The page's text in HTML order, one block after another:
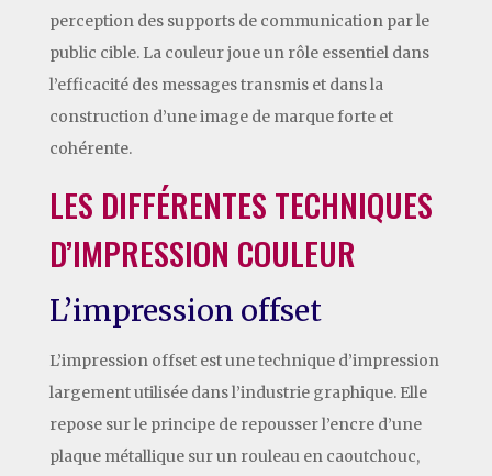
perception des supports de communication par le
public cible. La couleur joue un rôle essentiel dans
l’efficacité des messages transmis et dans la
construction d’une image de marque forte et
cohérente.
LES DIFFÉRENTES TECHNIQUES
D’IMPRESSION COULEUR
L’impression offset
L’impression offset est une technique d’impression
largement utilisée dans l’industrie graphique. Elle
repose sur le principe de repousser l’encre d’une
plaque métallique sur un rouleau en caoutchouc,